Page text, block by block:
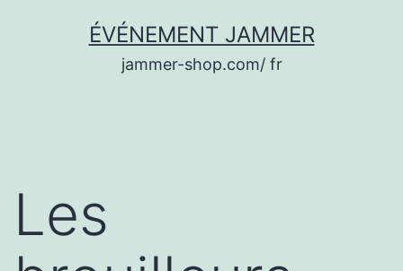
ÉVÉNEMENT JAMMER
jammer-shop.com/ fr
Les